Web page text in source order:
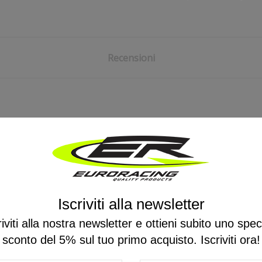
Recensioni
Ancora nessuna recensione da parte degli utenti.
Iscriviti alla newsletter
alla nostra newsletter e ottieni subito uno
sconto del 5% sul tuo primo acquisto. Iscriviti ora!